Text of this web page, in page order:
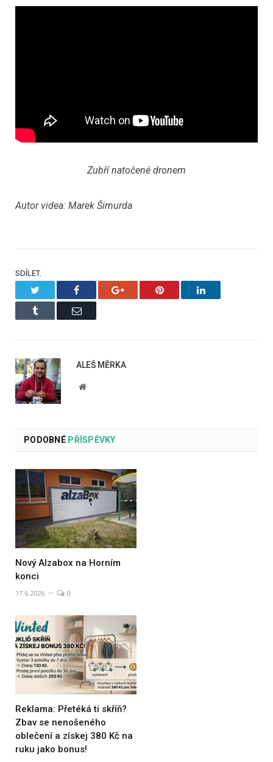
Zubří natočené dronem
Autor videa: Marek Šimurda
SDÍLET.
Facebook Google+ Pinterest LinkedIn
Tumblr Email
ALEŠ MĚRKA
Website
PODOBNÉPŘÍSPĚVKY
Nový Alzabox na Horním
konci
17.6.2026 0
Reklama: Přetéká ti skříň?
Zbav se nenošeného
oblečení a získej 380 Kč na
ruku jako bonus!